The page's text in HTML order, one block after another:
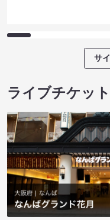
サ
ライブチケット